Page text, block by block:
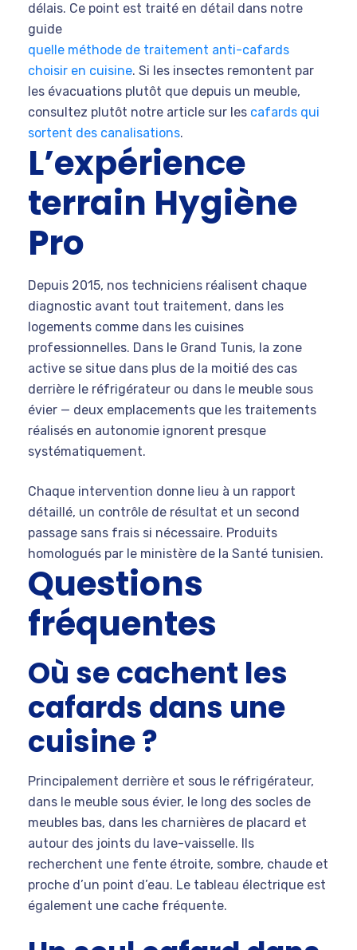
délais. Ce point est traité en détail dans notre
guide
quelle méthode de traitement anti-cafards
choisir en cuisine. Si les insectes remontent par
les évacuations plutôt que depuis un meuble,
consultez plutôt notre article sur les cafards qui
sortent des canalisations.
L’expérience
terrain Hygiène
Pro
Depuis 2015, nos techniciens réalisent chaque
diagnostic avant tout traitement, dans les
logements comme dans les cuisines
professionnelles. Dans le Grand Tunis, la zone
active se situe dans plus de la moitié des cas
derrière le réfrigérateur ou dans le meuble sous
évier — deux emplacements que les traitements
réalisés en autonomie ignorent presque
systématiquement.
Chaque intervention donne lieu à un rapport
détaillé, un contrôle de résultat et un second
passage sans frais si nécessaire. Produits
homologués par le ministère de la Santé tunisien.
Questions
fréquentes
Où se cachent les
cafards dans une
cuisine ?
Principalement derrière et sous le réfrigérateur,
dans le meuble sous évier, le long des socles de
meubles bas, dans les charnières de placard et
autour des joints du lave-vaisselle. Ils
recherchent une fente étroite, sombre, chaude et
proche d’un point d’eau. Le tableau électrique est
également une cache fréquente.